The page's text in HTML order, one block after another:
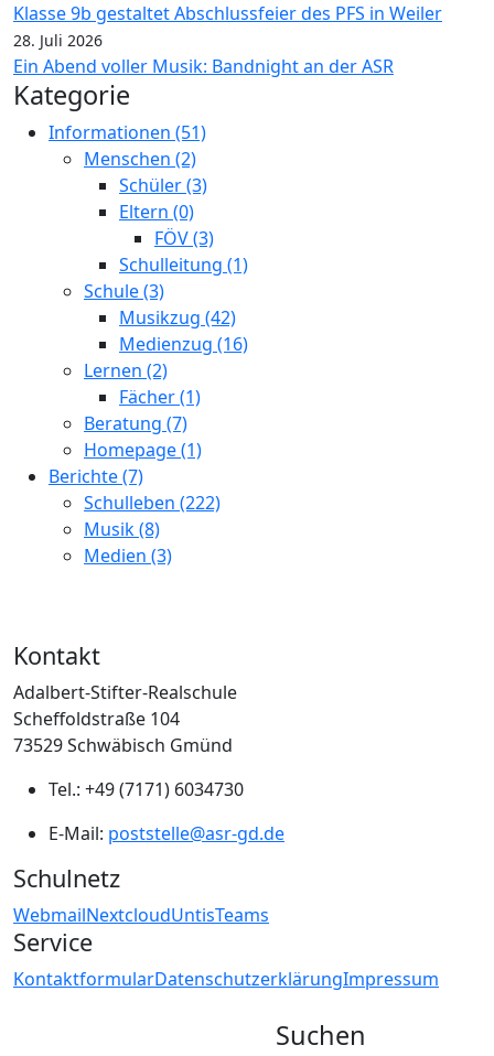
Klasse 9b gestaltet Abschlussfeier des PFS in Weiler
28. Juli 2026
Ein Abend voller Musik: Bandnight an der ASR
Kategorie
Informationen (51)
Menschen (2)
Schüler (3)
Eltern (0)
FÖV (3)
Schulleitung (1)
Schule (3)
Musikzug (42)
Medienzug (16)
Lernen (2)
Fächer (1)
Beratung (7)
Homepage (1)
Berichte (7)
Schulleben (222)
Musik (8)
Medien (3)
Kontakt
Adalbert-Stifter-Realschule
Scheffoldstraße 104
73529 Schwäbisch Gmünd
Tel.: +49 (7171) 6034730
E-Mail: poststelle@asr-gd.de
Schulnetz
WebmailNextcloudUntisTeams
Service
KontaktformularDatenschutzerklärungImpressum
Suchen